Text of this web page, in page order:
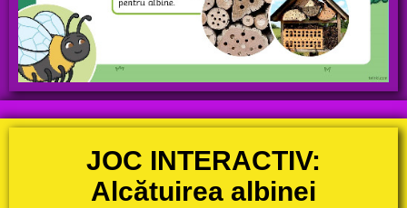
JOC INTERACTIV:
Alcătuirea albinei